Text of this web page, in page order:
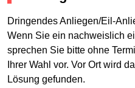
Dringendes Anliegen/Eil-
Wenn Sie ein nachweislich
sprechen Sie bitte ohne
Ihrer Wahl vor. Vor Ort wird
Lösung gefunden.